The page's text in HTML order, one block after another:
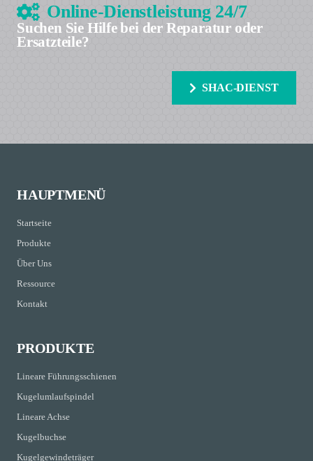
Online-Dienstleistung 24/7
Suchen Sie Hilfe bei der Reparatur oder
Ersatzteile?
SHAC-DIENST
HAUPTMENÜ
Startseite
Produkte
Über Uns
Ressource
Kontakt
PRODUKTE
Lineare Führungsschienen
Kugelumlaufspindel
Lineare Achse
Kugelbuchse
Kugelgewindeträger